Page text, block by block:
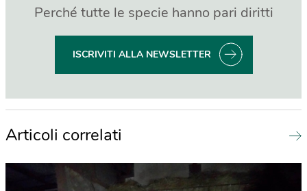
Perché tutte le specie hanno pari diritti
ISCRIVITI ALLA NEWSLETTER
Articoli correlati